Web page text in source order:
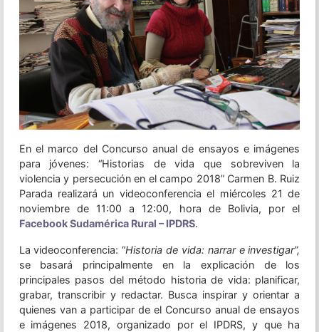
En el marco del Concurso anual de ensayos e imágenes
para jóvenes: “Historias de vida que sobreviven la
violencia y persecución en el campo 2018” Carmen B. Ruiz
Parada realizará un videoconferencia el miércoles 21 de
noviembre de 11:00 a 12:00, hora de Bolivia, por el
Facebook Sudamérica Rural – IPDRS.
La videoconferencia: “Historia de vida: narrar e investigar”,
se basará principalmente en la explicación de los
principales pasos del método historia de vida: planificar,
grabar, transcribir y redactar. Busca inspirar y orientar a
quienes van a participar de el Concurso anual de ensayos
e imágenes 2018, organizado por el IPDRS, y que ha